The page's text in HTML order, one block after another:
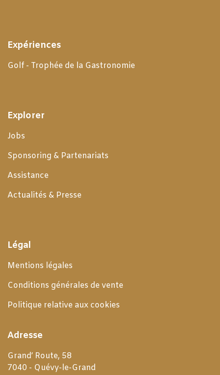
Expériences
Golf - Trophée de la Gastronomie
Explorer
Jobs
Sponsoring & Partenariats
Assistance
Actualités & Presse
Légal
Mentions légales
Conditions générales de vente
Politique relative aux cookies
Adresse
Grand’ Route, 58
7040 - Quévy-le-Grand